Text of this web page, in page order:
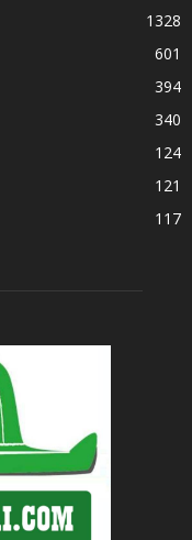
1328
601
394
340
124
121
117